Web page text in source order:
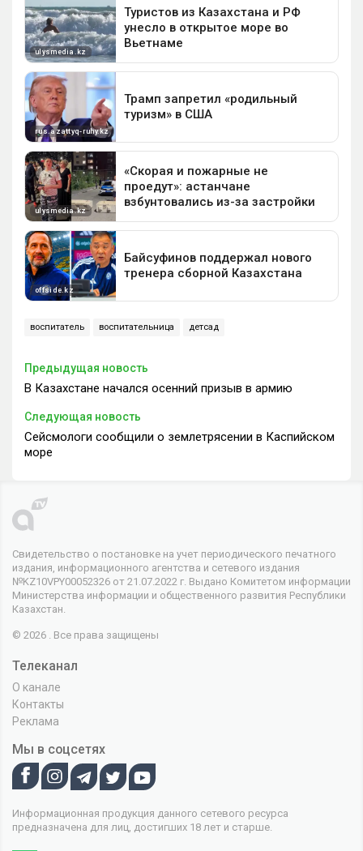
воспитатель воспитательница детсад
Предыдущая новость
В Казахстане начался осенний призыв в армию
Следующая новость
Сейсмологи сообщили о землетрясении в Каспийском
море
Свидетельство о постановке на учет периодического печатного
издания, информационного агентства и сетевого издания
№KZ10VPY00052326 от 21.07.2022 г. Выдано Комитетом информации
Министерства информации и общественного развития Республики
Казахстан.
© 2026 . Все права защищены
Телеканал
О канале
Контакты
Реклама
Мы в соцсетях
Информационная продукция данного сетевого ресурса
предназначена для лиц, достигших 18 лет и старше.